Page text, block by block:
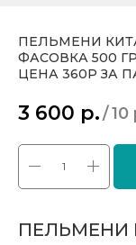
ПЕЛЬМЕНИ
ФАСОВКА 500
ЦЕНА 360Р ЗА
3 600 р./10
ПЕЛЬМЕНИ